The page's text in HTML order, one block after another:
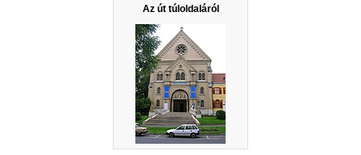
Az út túloldaláról